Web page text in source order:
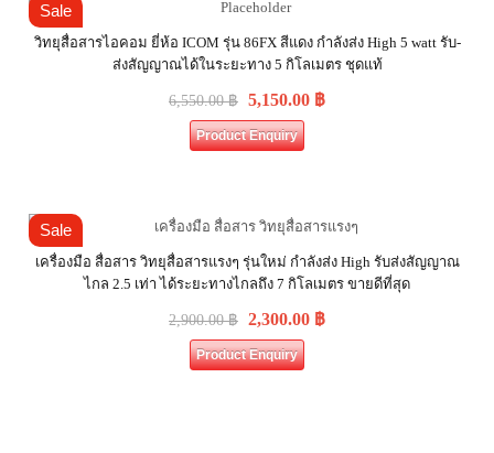
Sale
วิทยุสื่อสารไอคอม ยี่ห้อ ICOM รุ่น 86FX สีแดง กำลังส่ง High 5 watt รับ-
ส่งสัญญาณได้ในระยะทาง 5 กิโลเมตร ชุดแท้
6,550.00฿ 5,150.00 ฿
Product Enquiry
Sale
เครื่องมือ สื่อสาร วิทยุสื่อสารแรงๆ รุ่นใหม่ กำลังส่ง High รับส่งสัญญาณ
ไกล 2.5 เท่า ได้ระยะทางไกลถึง 7 กิโลเมตร ขายดีที่สุด
2,900.00฿ 2,300.00 ฿
Product Enquiry